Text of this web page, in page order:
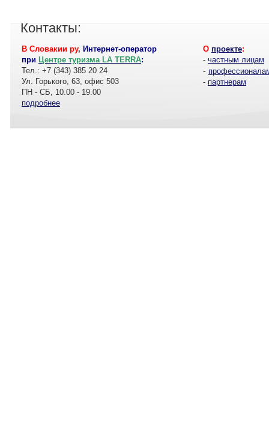
Контакты:
В Словакии ру, Интернет-оператор
при Центре туризма LA TERRA:
Тел.: +7 (343) 385 20 24
Ул. Горького, 63, офис 503
ПН - СБ, 10.00 - 19.00
подробнее
О проекте:
- частным лицам
-
- партнерам